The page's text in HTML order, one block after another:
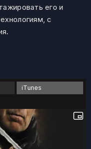
его и
с
iTunes